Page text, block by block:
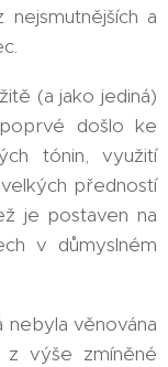
a
(a jako jediná)
došlo ke
tónin, využití
předností
je postaven na
v důmyslném
nebyla věnována
z výše zmíněné